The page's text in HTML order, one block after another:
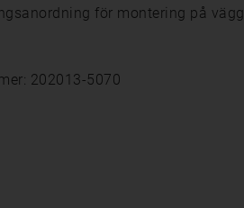
för montering på vägg.
202013-5070